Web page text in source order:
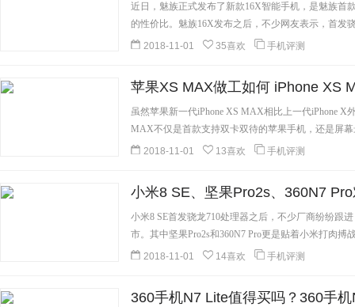
近日，魅族正式发布了新款16X智能手机，是魅族首
的性价比。魅族16X发布之后，不少网友表示，首发
细] 2018-11-01 35喜欢 手机评测
苹果XS MAX做工如何 iPhone XS
虽然苹果新一代iPhone XS MAX相比上一代iPhone
MAX不仅是首款支持双卡双待的苹果手机，还是屏
细] 2018-11-01 13喜欢 手机评测
小米8 SE、坚果Pro2s、360N7
小米8 SE首发骁龙710处理器之后，不少厂商纷纷跟
市。其中坚果Pro2s和360N7 Pro更是贴着小米打肉搏
细] 2018-11-01 14喜欢 手机评测
360手机N7 Lite值得买吗？360手